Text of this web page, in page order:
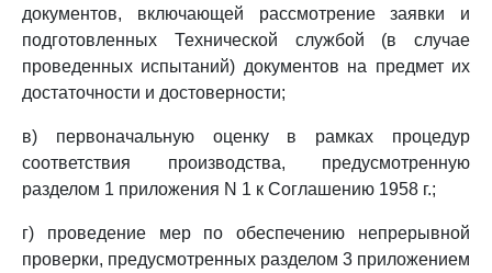
документов, включающей рассмотрение заявки и
подготовленных Технической службой (в случае
проведенных испытаний) документов на предмет их
достаточности и достоверности;
в) первоначальную оценку в рамках процедур
соответствия производства, предусмотренную
разделом 1 приложения N 1 к Соглашению 1958 г.;
г) проведение мер по обеспечению непрерывной
проверки, предусмотренных разделом 3 приложением